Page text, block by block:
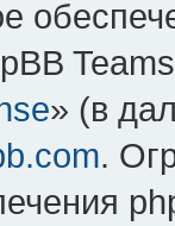
» (в
.